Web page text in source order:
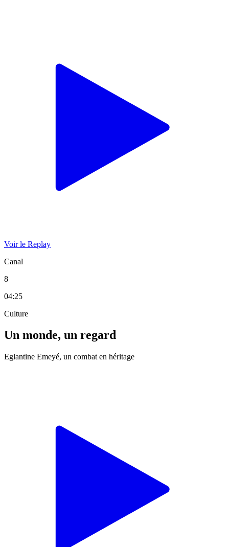
Voir le Replay
Canal
8
04:25
Culture
Un monde, un regard
Eglantine Emeyé, un combat en héritage